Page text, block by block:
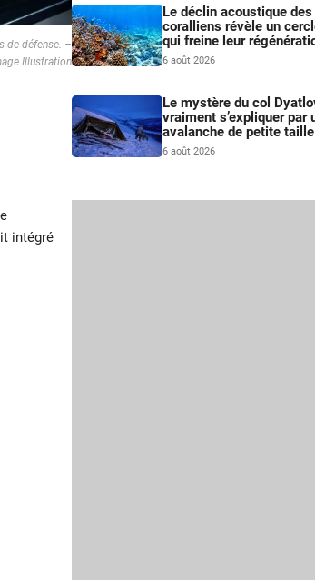
de défense. –
Illustration
intégré
Le déclin acoustique
coralliens révèle un
qui freine leur
6 août 2026
Le mystère du col
vraiment s’expliquer par
avalanche de petite
6 août 2026